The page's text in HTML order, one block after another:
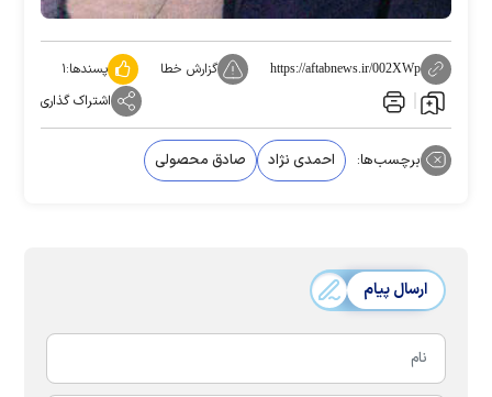
https://aftabnews.ir/002XWp گزارش خطا پسندها:۱
اشتراک گذاری
برچسب‌ها: احمدی نژاد صادق محصولی
ارسال پیام